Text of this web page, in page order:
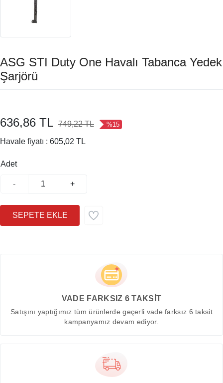
ASG STI Duty One Havalı Tabanca Yedek
Şarjörü
636,86 TL 749,22 TL %15
Havale fiyatı : 605,02 TL
Adet
- +
VADE FARKSIZ 6 TAKSİT
Satışını yaptığımız tüm ürünlerde geçerli vade farksız 6 taksit
kampanyamız devam ediyor.